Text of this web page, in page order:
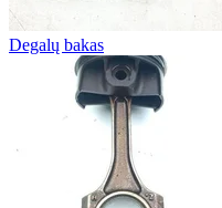
Degalų bakas